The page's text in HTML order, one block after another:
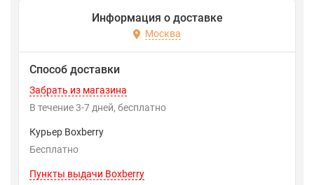
Информация о доставке
Москва
Способ доставки
Забрать из магазина
В течение3-7 дней Бесплатно
Курьер Boxberry
Бесплатно
Пункты выдачи Boxberry